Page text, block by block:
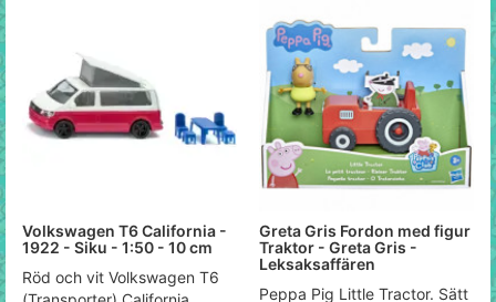
Volkswagen T6 California -
1922 - Siku - 1:50 - 10 cm
Röd och vit Volkswagen T6
Greta Gris Fordon med figur
Traktor - Greta Gris -
Leksaksaffären
Peppa Pig Little Tractor. Sätt